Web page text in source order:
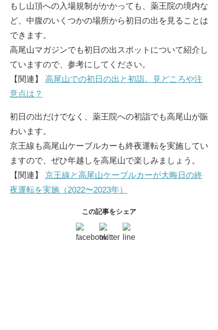
もし山頂への入場規制がかかっても、薬王院の境内な
ど、中腹のいくつかの場所から初日の出を見ることは
できます。
高尾山マガジンでも初日の出スポットについて紹介し
ていますので、参考にしてください。
【関連】 高尾山での初日の出と初詣。見どころや注
意点は？
初日の出だけでなく、薬王院への初詣でも高尾山が賑
わいます。
京王線も高尾山ケーブルカーも終夜運転を実施してい
ますので、ぜひ年越しを高尾山で楽しみましょう。
【関連】 京王線と高尾山ケーブルカーが大晦日の終
夜運転を実施（2022〜2023年）
この記事をシェア